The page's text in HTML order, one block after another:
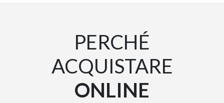
PERCHÉ
ACQUISTARE
ONLINE